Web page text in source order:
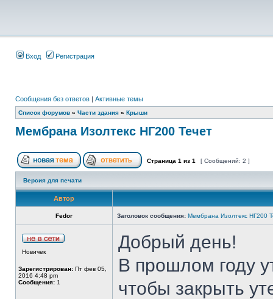
Вход Регистрация
Сообщения без ответов | Активные темы
Список форумов » Части здания » Крыши
Мембрана Изолтекс НГ200 Течет
Страница 1 из 1 [ Сообщений: 2 ]
Версия для печати
Автор
Fedor Заголовок сообщения: Мембрана Изолтекс НГ200
Новичек
Зарегистрирован: Пт фев 05,
2016 4:48 pm
Сообщения: 1
Добрый день!
В прошлом году
чтобы закрыть